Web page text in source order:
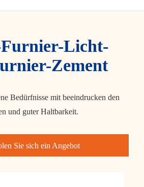
Licht-
Zement
Bedürfnisse mit beeindrucken den
und guter Haltbarkeit.
Sie sich ein Angebot